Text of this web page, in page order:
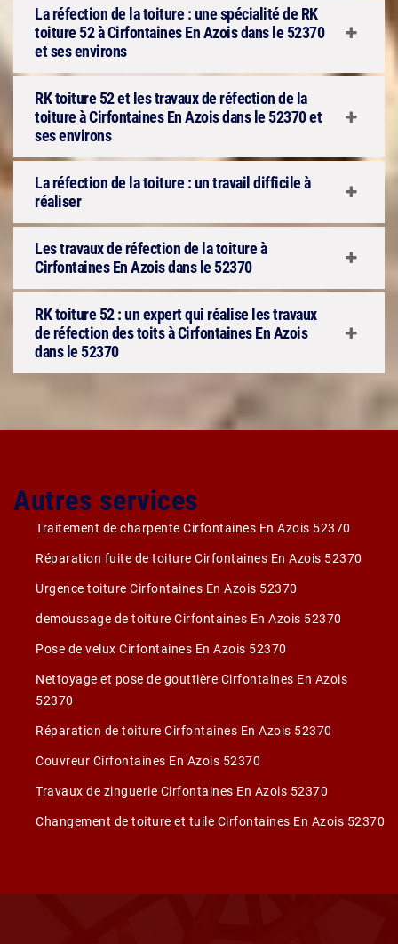
La réfection de la toiture : une spécialité de RK
toiture 52 à Cirfontaines En Azois dans le 52370
et ses environs
RK toiture 52 et les travaux de réfection de la
toiture à Cirfontaines En Azois dans le 52370 et
ses environs
La réfection de la toiture : un travail difficile à
réaliser
Les travaux de réfection de la toiture à
Cirfontaines En Azois dans le 52370
RK toiture 52 : un expert qui réalise les travaux
de réfection des toits à Cirfontaines En Azois
dans le 52370
Autres services
Traitement de charpente Cirfontaines En Azois 52370
Réparation fuite de toiture Cirfontaines En Azois 52370
Urgence toiture Cirfontaines En Azois 52370
demoussage de toiture Cirfontaines En Azois 52370
Pose de velux Cirfontaines En Azois 52370
Nettoyage et pose de gouttière Cirfontaines En Azois
52370
Réparation de toiture Cirfontaines En Azois 52370
Couvreur Cirfontaines En Azois 52370
Travaux de zinguerie Cirfontaines En Azois 52370
Changement de toiture et tuile Cirfontaines En Azois 52370